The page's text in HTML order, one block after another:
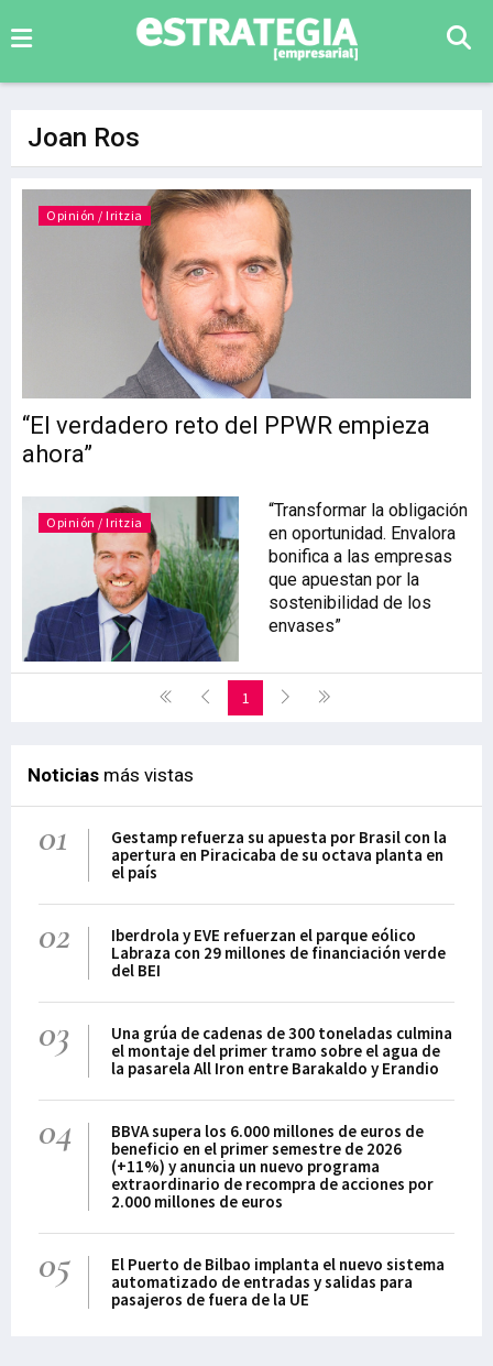
Joan Ros
“El verdadero reto del PPWR empieza
ahora”
Opinión / Iritzia
Opinión / Iritzia
“Transformar la obligación
en oportunidad. Envalora
bonifica a las empresas
que apuestan por la
sostenibilidad de los
envases”
1
Noticias más vistas
01
Gestamp refuerza su apuesta por Brasil con la
apertura en Piracicaba de su octava planta en
el país
02
Iberdrola y EVE refuerzan el parque eólico
Labraza con 29 millones de financiación verde
del BEI
03
Una grúa de cadenas de 300 toneladas culmina
el montaje del primer tramo sobre el agua de
la pasarela All Iron entre Barakaldo y Erandio
04
BBVA supera los 6.000 millones de euros de
beneficio en el primer semestre de 2026
(+11%) y anuncia un nuevo programa
extraordinario de recompra de acciones por
2.000 millones de euros
05
El Puerto de Bilbao implanta el nuevo sistema
automatizado de entradas y salidas para
pasajeros de fuera de la UE